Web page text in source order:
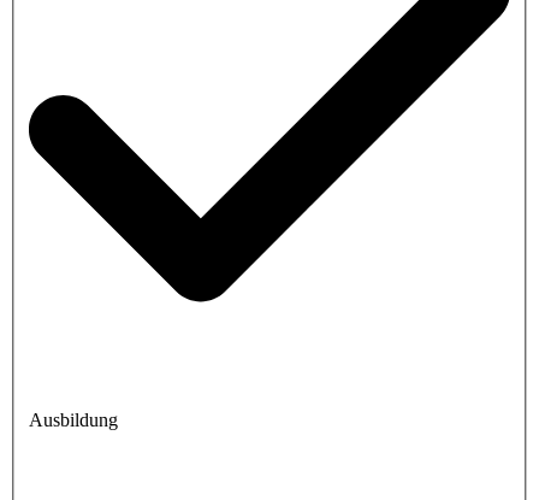
Ausbildung